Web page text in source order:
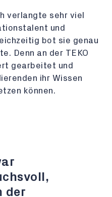
verlangte sehr viel
und
bot sie genau
Denn an der TEKO
gearbeitet und
ihr Wissen
können.
der